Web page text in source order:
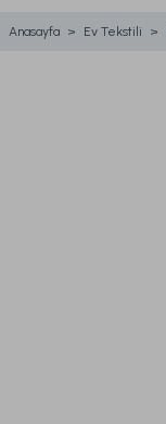
Anasayfa Ev Tekstili